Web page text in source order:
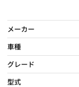
メーカー
車種
グレード
型式